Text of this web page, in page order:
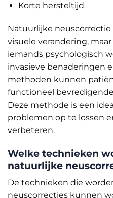
Korte hersteltijd
Natuurlijke
visuele verandering,
iemands psychologisch
invasieve benaderingen
methoden kunnen
functioneel
Deze methode is een
problemen op te lossen
verbeteren.
Welke technieken
natuurlijke
De technieken die
neuscorrecties kunnen